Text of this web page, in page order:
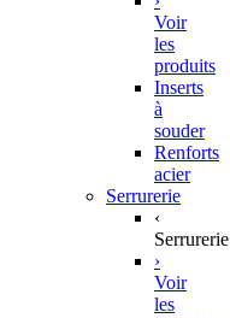
Voir
les
produits
Inserts
à
souder
Renforts
acier
Serrurerie
‹
Serrurerie
›
Voir
les